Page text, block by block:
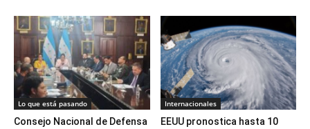
Lo que está pasando
Consejo Nacional de Defensa
Internacionales
EEUU pronostica hasta 10